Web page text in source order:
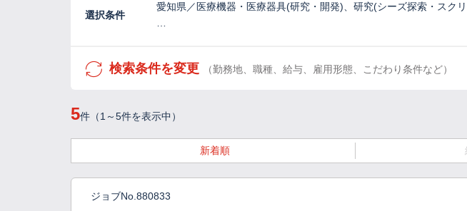
選択条件
愛知県／医療機器・医療器具(研究・開発)、研究(シーズ探索・スク
検索条件を変更 （勤務地、職種、給与、雇用形態、こだわり条件など）
5件（1～5件を表示中）
新着順
ジョブNo.880833